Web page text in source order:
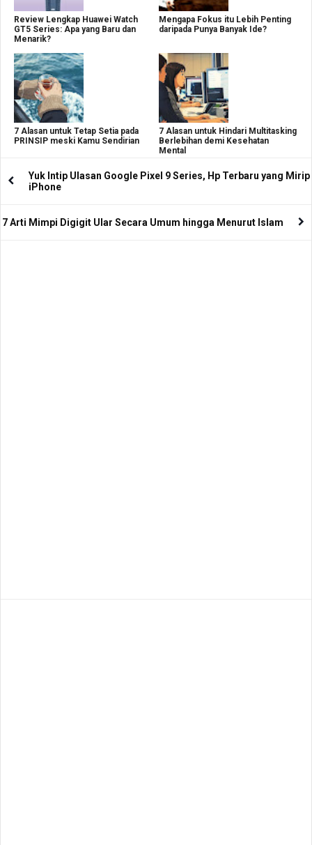
Review Lengkap Huawei Watch
GT5 Series: Apa yang Baru dan
Menarik?
Mengapa Fokus itu Lebih Penting
daripada Punya Banyak Ide?
7 Alasan untuk Tetap Setia pada
PRINSIP meski Kamu Sendirian
7 Alasan untuk Hindari Multitasking
Berlebihan demi Kesehatan
Mental
Yuk Intip Ulasan Google Pixel 9 Series, Hp Terbaru yang Mirip
iPhone
7 Arti Mimpi Digigit Ular Secara Umum hingga Menurut Islam